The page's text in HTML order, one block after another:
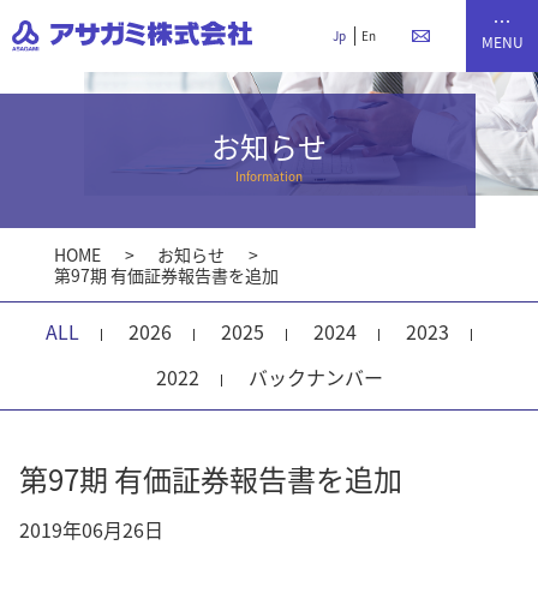
Jp En
お知らせ
Information
HOME
お知らせ
第97期 有価証券報告書を追加
ALL 2026 2025 2024
2023
2022
バックナンバー
第97期 有価証券報告書を追加
2019年06月26日